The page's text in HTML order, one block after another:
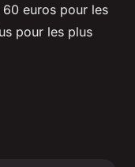
euros pour les
pour les plus